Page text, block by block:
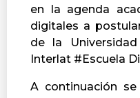
en la agenda
digitales a
de la
Interlat #Escuela
A continuación